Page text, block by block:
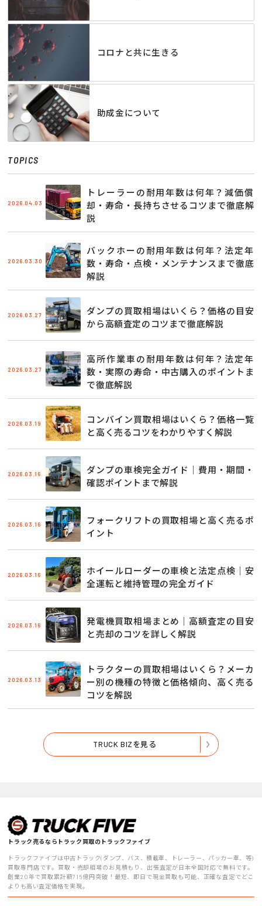
コロナと共に生きる
助成金について
TOPICS
2026.04.03
トレーラーの耐用年数は何年？減価償
却・寿命・長持ちさせるコツまで徹底解
説
2026.03.30
バックホーの耐用年数は何年？法定年
数・寿命・点検・メンテナンスまで徹底
解説
2026.03.27
ダンプの買取相場はいくら？価格の目安
から高額査定のコツまで徹底解説
2026.03.27
高所作業車の耐用年数は何年？法定年
数・実際の寿命・中古購入のポイントま
で徹底解説
2026.03.19
コンバイン買取相場はいくら？価格一覧
と高く売るコツをわかりやすく解説
2026.03.16
ダンプの車検完全ガイド｜費用・期間・
確認ポイントまで解説
2026.03.16
フォークリフトの買取相場と高く売るポ
イント
2026.03.16
ホイールローダーの車検と法定点検｜安
全運転と維持管理の完全ガイド
2026.03.16
発電機買取相場まとめ｜高額査定の目安
と売却のコツを詳しく解説
2026.03.13
トラクターの買取相場はいくら？メーカ
ー別の機種の特徴と価格傾向、高く売る
コツを解説
TRUCK BIZを見る
トラック売るならトラック買取のトラックファイブ
トラックファイブは中古トラック(ダンプ、バス、積載車、トレーラー、パッカー車、等)
買取専門店です。買取・売却相場のお見積もり、出張査定が日本全国対応で無料です。
創業20年で買取累計額715億円突破！最短、即日で現金買取も可能、正確な査定でどこ
よりも高い査定価格を実現。